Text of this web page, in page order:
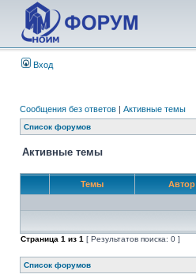
Вход
Сообщения без ответов | Активные темы
Список форумов
Активные темы
Темы Автор
Страница 1 из 1 [ Результатов поиска: 0 ]
Список форумов